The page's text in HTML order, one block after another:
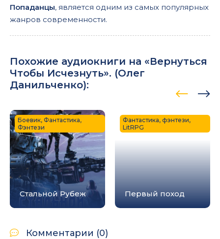
Попаданцы, является одним из самых популярных
жанров современности.
Похожие аудиокниги на «Вернуться
Чтобы Исчезнуть». (Олег
Данильченко):
Стальной Рубеж
Боевик, Фантастика,
Фэнтези
Первый поход
Фантастика, фэнтези,
LitRPG
Комментарии (0)